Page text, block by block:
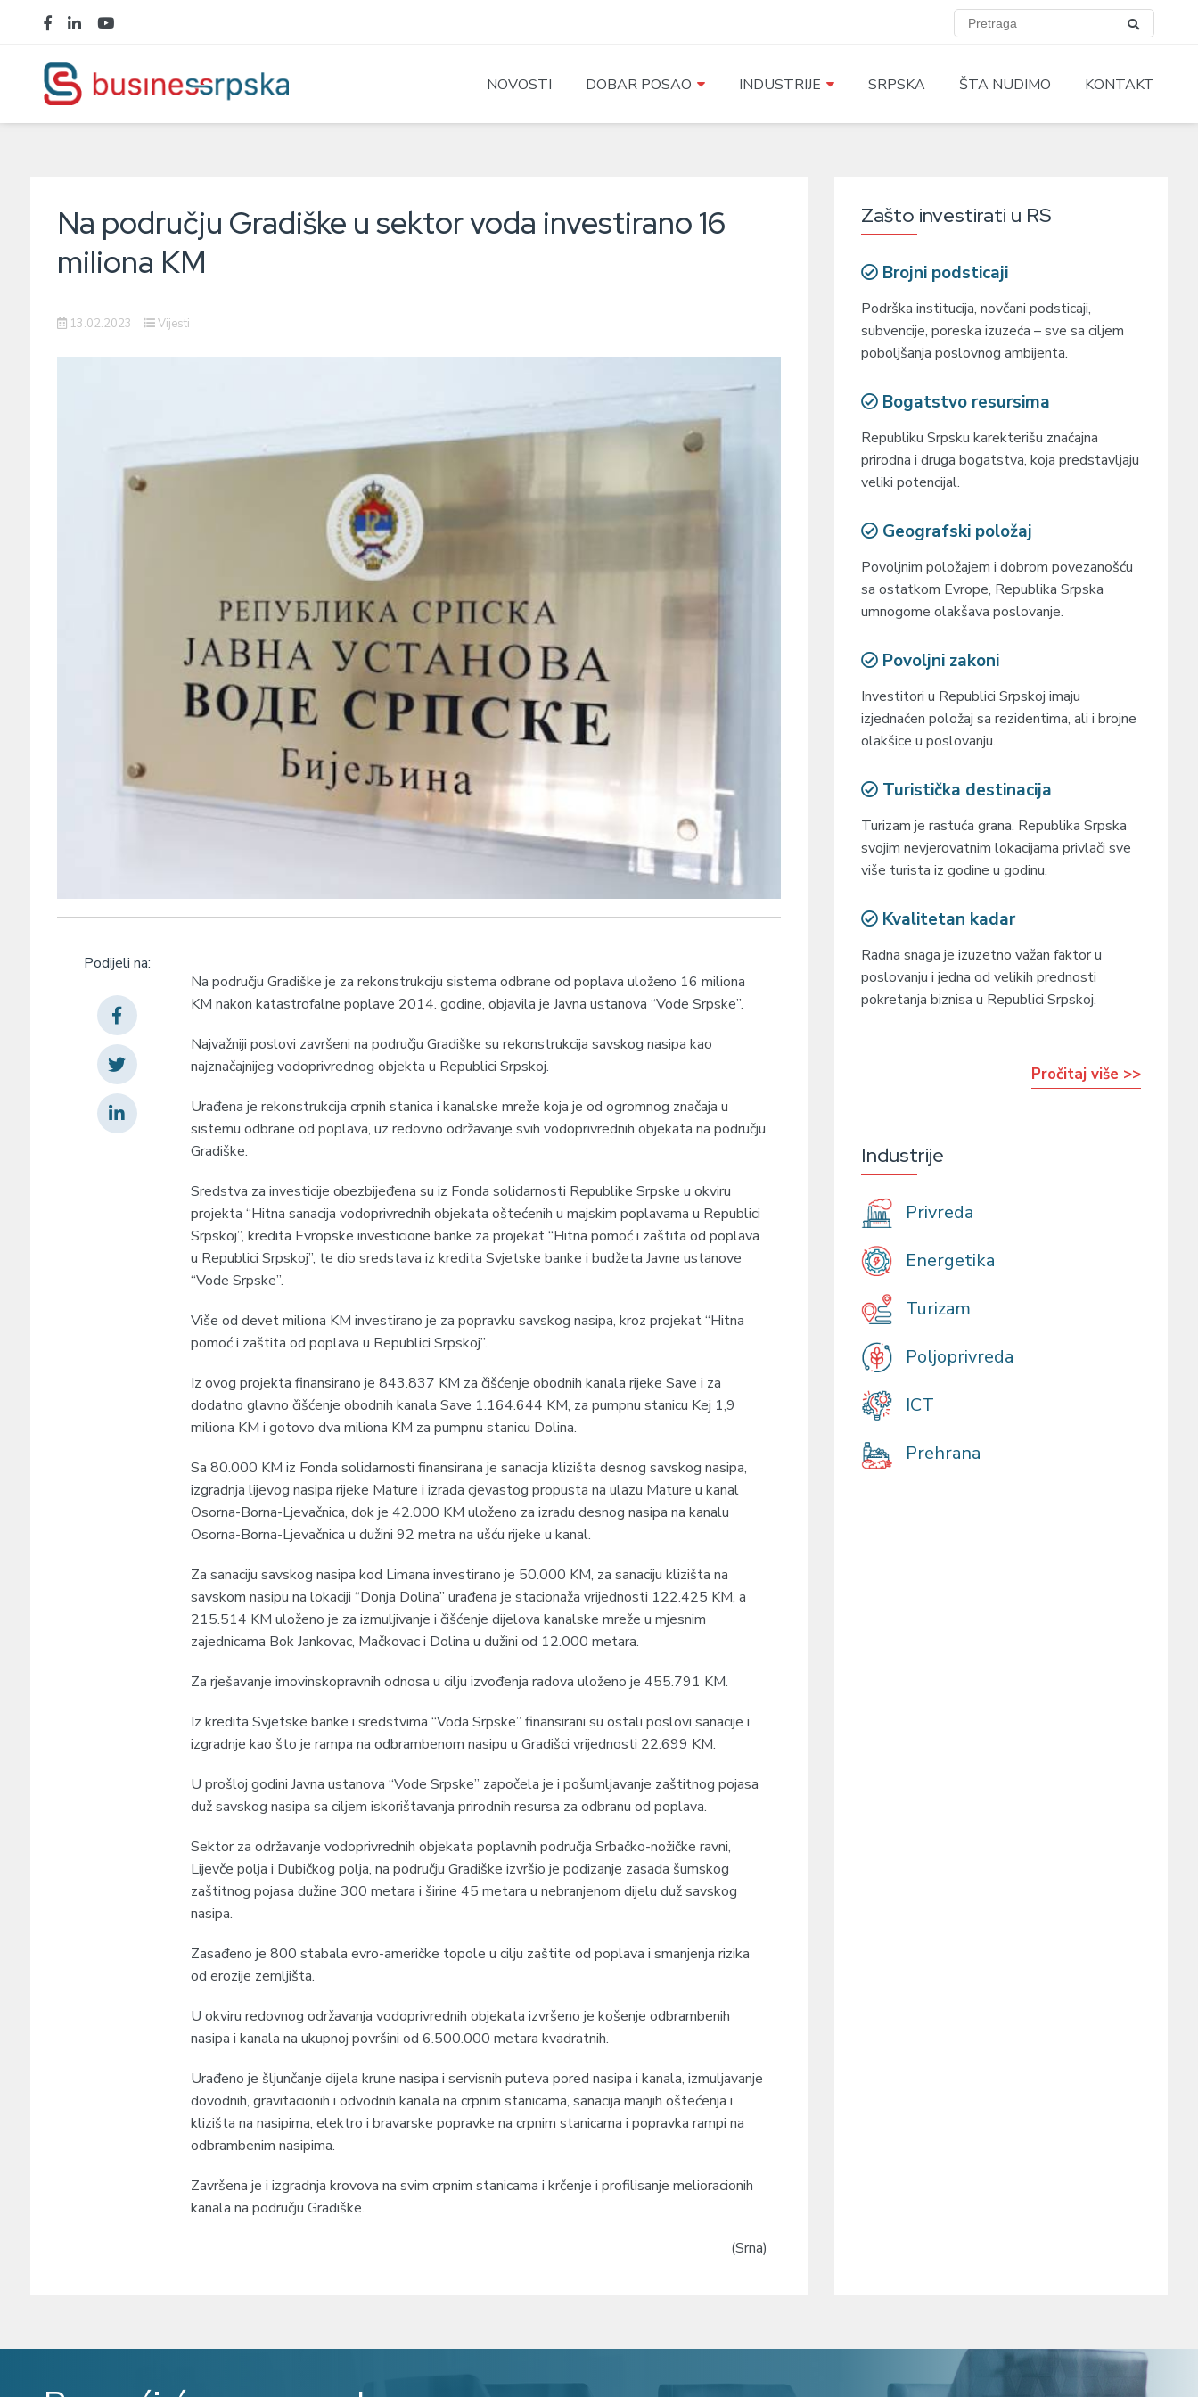
NOVOSTI DOBAR POSAO INDUSTRIJE SRPSKA ŠTA NUDIMO KONTAKT
Na području Gradiške u sektor voda investirano 16
miliona KM
13.02.2023 Vijesti
Podijeli na:
Na području Gradiške je za rekonstrukciju sistema odbrane od poplava uloženo 16 miliona
KM nakon katastrofalne poplave 2014. godine, objavila je Јavna ustanova “Vode Srpske”.
Najvažniji poslovi završeni na području Gradiške su rekonstrukcija savskog nasipa kao
najznačajnijeg vodoprivrednog objekta u Republici Srpskoj.
Urađena je rekonstrukcija crpnih stanica i kanalske mreže koja je od ogromnog značaja u
sistemu odbrane od poplava, uz redovno održavanje svih vodoprivrednih objekata na području
Gradiške.
Sredstva za investicije obezbijeđena su iz Fonda solidarnosti Republike Srpske u okviru
projekta “Hitna sanacija vodoprivrednih objekata oštećenih u majskim poplavama u Republici
Srpskoj”, kredita Evropske investicione banke za projekat “Hitna pomoć i zaštita od poplava
u Republici Srpskoj”, te dio sredstava iz kredita Svjetske banke i budžeta Јavne ustanove
“Vode Srpske”.
Više od devet miliona KM investirano je za popravku savskog nasipa, kroz projekat “Hitna
pomoć i zaštita od poplava u Republici Srpskoj”.
Iz ovog projekta finansirano je 843.837 KM za čišćenje obodnih kanala rijeke Save i za
dodatno glavno čišćenje obodnih kanala Save 1.164.644 KM, za pumpnu stanicu Kej 1,9
miliona KM i gotovo dva miliona KM za pumpnu stanicu Dolina.
Sa 80.000 KM iz Fonda solidarnosti finansirana je sanacija klizišta desnog savskog nasipa,
izgradnja lijevog nasipa rijeke Mature i izrada cjevastog propusta na ulazu Mature u kanal
Osorna-Borna-Ljevačnica, dok je 42.000 KM uloženo za izradu desnog nasipa na kanalu
Osorna-Borna-Ljevačnica u dužini 92 metra na ušću rijeke u kanal.
Za sanaciju savskog nasipa kod Limana investirano je 50.000 KM, za sanaciju klizišta na
savskom nasipu na lokaciji “Donja Dolina” urađena je stacionaža vrijednosti 122.425 KM, a
215.514 KM uloženo je za izmuljivanje i čišćenje dijelova kanalske mreže u mjesnim
zajednicama Bok Јankovac, Mačkovac i Dolina u dužini od 12.000 metara.
Za rješavanje imovinskopravnih odnosa u cilju izvođenja radova uloženo je 455.791 KM.
Iz kredita Svjetske banke i sredstvima “Voda Srpske” finansirani su ostali poslovi sanacije i
izgradnje kao što je rampa na odbrambenom nasipu u Gradišci vrijednosti 22.699 KM.
U prošloj godini Јavna ustanova “Vode Srpske” započela je i pošumljavanje zaštitnog pojasa
duž savskog nasipa sa ciljem iskorištavanja prirodnih resursa za odbranu od poplava.
Sektor za održavanje vodoprivrednih objekata poplavnih područja Srbačko-nožičke ravni,
Lijevče polja i Dubičkog polja, na području Gradiške izvršio je podizanje zasada šumskog
zaštitnog pojasa dužine 300 metara i širine 45 metara u nebranjenom dijelu duž savskog
nasipa.
Zasađeno je 800 stabala evro-američke topole u cilju zaštite od poplava i smanjenja rizika
od erozije zemljišta.
U okviru redovnog održavanja vodoprivrednih objekata izvršeno je košenje odbrambenih
nasipa i kanala na ukupnoj površini od 6.500.000 metara kvadratnih.
Urađeno je šljunčanje dijela krune nasipa i servisnih puteva pored nasipa i kanala, izmuljavanje
dovodnih, gravitacionih i odvodnih kanala na crpnim stanicama, sanacija manjih oštećenja i
klizišta na nasipima, elektro i bravarske popravke na crpnim stanicama i popravka rampi na
odbrambenim nasipima.
Završena je i izgradnja krovova na svim crpnim stanicama i krčenje i profilisanje melioracionih
kanala na području Gradiške.
(Srna)
Zašto investirati u RS
Brojni podsticaji
Podrška institucija, novčani podsticaji,
subvencije, poreska izuzeća – sve sa ciljem
poboljšanja poslovnog ambijenta.
Bogatstvo resursima
Republiku Srpsku karekterišu značajna
prirodna i druga bogatstva, koja predstavljaju
veliki potencijal.
Geografski položaj
Povoljnim položajem i dobrom povezanošću
sa ostatkom Evrope, Republika Srpska
umnogome olakšava poslovanje.
Povoljni zakoni
Investitori u Republici Srpskoj imaju
izjednačen položaj sa rezidentima, ali i brojne
olakšice u poslovanju.
Turistička destinacija
Turizam je rastuća grana. Republika Srpska
svojim nevjerovatnim lokacijama privlači sve
više turista iz godine u godinu.
Kvalitetan kadar
Radna snaga je izuzetno važan faktor u
poslovanju i jedna od velikih prednosti
pokretanja biznisa u Republici Srpskoj.
Pročitaj više >>
Industrije
Privreda
Energetika
Turizam
Poljoprivreda
ICT
Prehrana